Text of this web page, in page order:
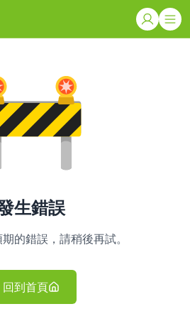
生錯誤
的錯誤，請稍後再試。
回到首頁